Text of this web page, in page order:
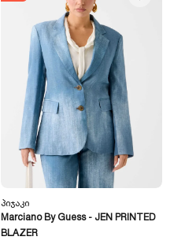
Პიჯაკი
Marciano By Guess - JEN PRINTED
BLAZER